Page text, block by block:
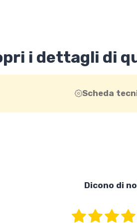
i dettagli di
Scheda
Dicono di